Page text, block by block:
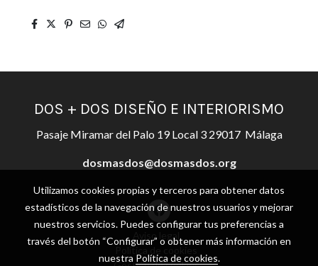
DOS + DOS DISEÑO E INTERIORISMO
Pasaje Miramar del Palo 19 Local 3 29017 Málaga
dosmasdos@dosmasdos.org
Aviso legal
Política de cookies
Utilizamos cookies propias y terceros para obtener datos
estadísticos de la navegación de nuestros usuarios y mejorar
nuestros servicios. Puedes configurar tus preferencias a
través del botón “Configurar” o obtener más información en
nuestra Política de cookies.